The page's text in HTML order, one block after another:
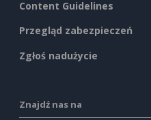
Content Guidelines
Przegląd zabezpieczeń
Zgłoś nadużycie
Znajdź nas na